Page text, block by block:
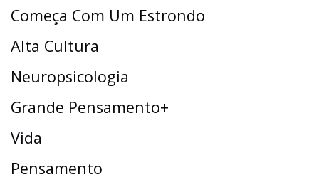
Começa Com Um Estrondo
Alta Cultura
Neuropsicologia
Grande Pensamento+
Vida
Pensamento